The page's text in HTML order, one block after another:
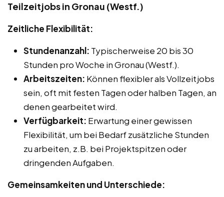
Teilzeitjobs in Gronau (Westf.)
Zeitliche Flexibilität:
Stundenanzahl: Typischerweise 20 bis 30
Stunden pro Woche in Gronau (Westf.).
Arbeitszeiten: Können flexibler als Vollzeitjobs
sein, oft mit festen Tagen oder halben Tagen, an
denen gearbeitet wird.
Verfügbarkeit: Erwartung einer gewissen
Flexibilität, um bei Bedarf zusätzliche Stunden
zu arbeiten, z.B. bei Projektspitzen oder
dringenden Aufgaben.
Gemeinsamkeiten und Unterschiede: